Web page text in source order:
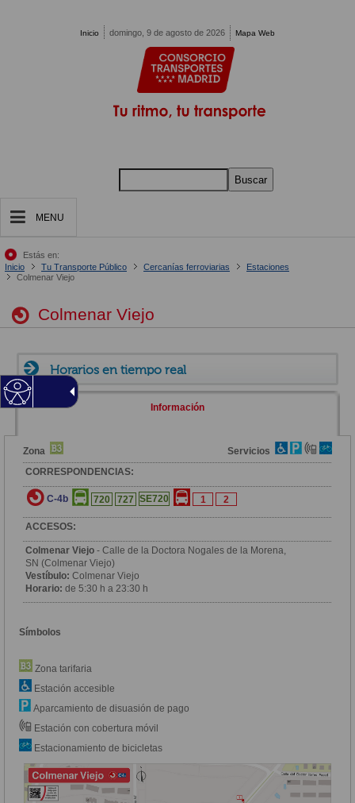
Inicio domingo, 9 de agosto de 2026 Mapa Web
Buscar
MENU
Estás en:
Inicio
Tu Transporte Público Cercanías ferroviarias
Estaciones
Colmenar Viejo
Colmenar Viejo
Horarios en tiempo real
Información
Zona
Servicios
CORRESPONDENCIAS:
C-4b 720 727 SE720 1 2
ACCESOS:
Colmenar Viejo - Calle de la Doctora Nogales de la Morena,
SN (Colmenar Viejo)
Vestíbulo: Colmenar Viejo
Horario: de 5:30 h a 23:30 h
Símbolos
Zona tarifaria
Estación accesible
Aparcamiento de disuasión de pago
Estación con cobertura móvil
Estacionamiento de bicicletas